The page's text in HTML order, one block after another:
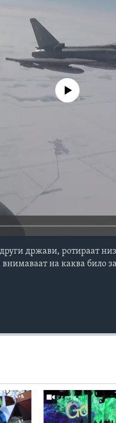
No media source currently
држави, ротираат
внимаваат на каква било